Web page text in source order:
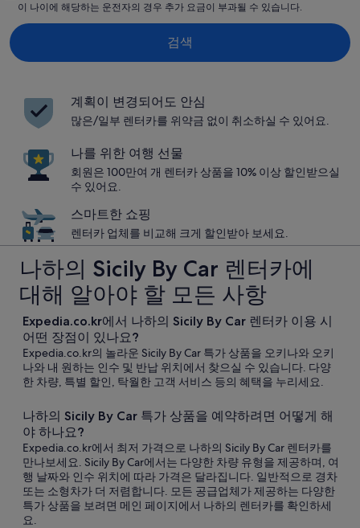
이 나이에 해당하는 운전자의 경우 추가 요금이 부과될 수 있습니다.
검색
계획이 변경되어도 안심
많은/일부 렌터카를 위약금 없이 취소하실 수 있어요.
나를 위한 여행 선물
회원은 100만여 개 렌터카 상품을 10% 이상 할인받으실
수 있어요.
스마트한 쇼핑
렌터카 업체를 비교해 크게 할인받아 보세요.
나하의 Sicily By Car 렌터카에
대해 알아야 할 모든 사항
Expedia.co.kr에서 나하의 Sicily By Car 렌터카 이용 시
어떤 장점이 있나요?
Expedia.co.kr의 놀라운 Sicily By Car 특가 상품을 오키나와 오키
나와 내 원하는 인수 및 반납 위치에서 찾으실 수 있습니다. 다양
한 차량, 특별 할인, 탁월한 고객 서비스 등의 혜택을 누리세요.
나하의 Sicily By Car 특가 상품을 예약하려면 어떻게 해
야 하나요?
Expedia.co.kr에서 최저 가격으로 나하의 Sicily By Car 렌터카를
만나보세요. Sicily By Car에서는 다양한 차량 유형을 제공하며, 여
행 날짜와 인수 위치에 따라 가격은 달라집니다. 일반적으로 경차
또는 소형차가 더 저렴합니다. 모든 공급업체가 제공하는 다양한
특가 상품을 보려면 메인 페이지에서 나하의 렌터카를 확인하세
요.